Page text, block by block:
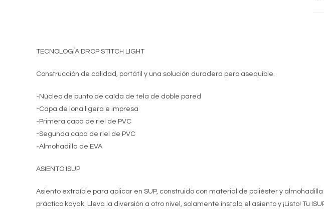
TECNOLOGÍA DROP STITCH LIGHT
Construcción de calidad, portátil y una solución duradera pero asequible.
-Núcleo de punto de caída de tela de doble pared
-Capa de lona ligera e impresa
-Primera capa de riel de PVC
-Segunda capa de riel de PVC
-Almohadilla de EVA
ASIENTO ISUP
Asiento extraíble para aplicar en SUP, construido con material de poliéster y
práctico kayak. Lleva la diversión a otro nivel, solamente instala el asiento y ¡Listo! Tu